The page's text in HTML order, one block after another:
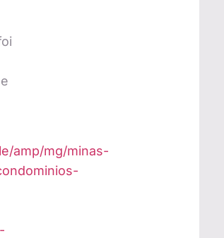
amp/mg/minas-